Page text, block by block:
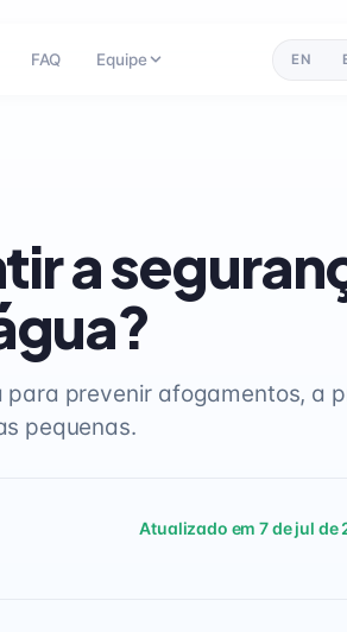
FAQ Equipe EN
a
prevenir afogamentos, a
pequenas.
Atualizado em 7 de jul de